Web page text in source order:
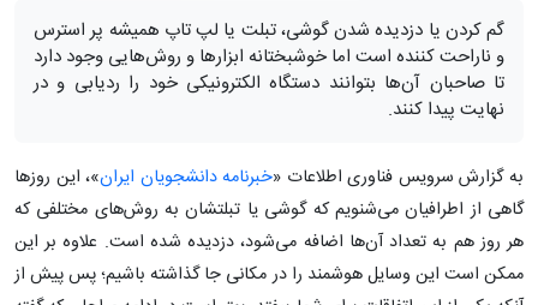
گم کردن یا دزدیده شدن گوشی، تبلت یا لپ تاپ همیشه پر استرس
و ناراحت کننده است اما خوشبختانه ابزارها و روش‌هایی وجود دارد
تا صاحبان آن‌ها بتوانند دستگاه الکترونیکی خود را ردیابی و در
نهایت پیدا کنند.
به گزارش سرویس فناوری اطلاعات «خبرنامه دانشجویان ایران»، این روزها
گاهی از اطرافیان می‌شنویم که گوشی یا تبلتشان به روش‌های مختلفی که
هر روز هم به تعداد آن‌ها اضافه می‌شود، دزدیده شده است. علاوه ‌بر این
ممکن است این وسایل هوشمند را در مکانی جا گذاشته باشیم؛ پس پیش از